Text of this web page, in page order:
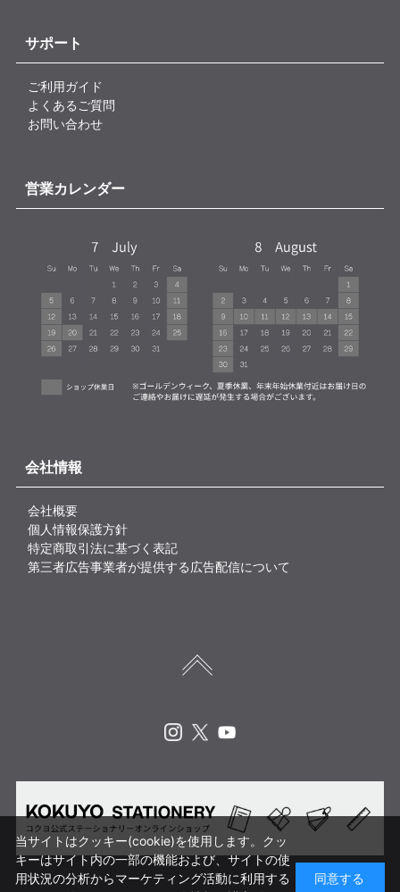
サポート
ご利用ガイド
よくあるご質問
お問い合わせ
営業カレンダー
会社情報
会社概要
個人情報保護方針
特定商取引法に基づく表記
第三者広告事業者が提供する広告配信について
当サイトはクッキー(cookie)を使用します。クッ
キーはサイト内の一部の機能および、サイトの使
用状況の分析からマーケティング活動に利用する
同意する